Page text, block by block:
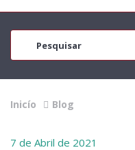
Inicío Blog
7 de Abril de 2021